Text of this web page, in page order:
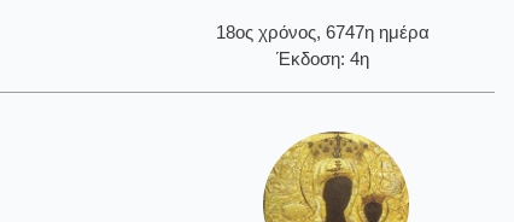
18ος χρόνος, 6747η ημέρα
Έκδοση: 4η